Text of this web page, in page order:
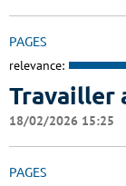
PAGES
relevance:
Travailler
18/02/2026 15:25
PAGES